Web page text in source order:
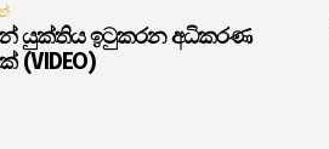
යුක්තිය ඉටුකරන අධිකරණ
(VIDEO)